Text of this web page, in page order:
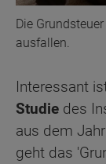
Die
ausfallen.
Interessant
Studie des
aus dem
geht das